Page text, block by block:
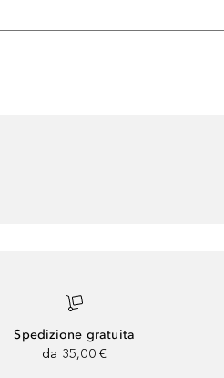
Spedizione gratuita
da 35,00 €